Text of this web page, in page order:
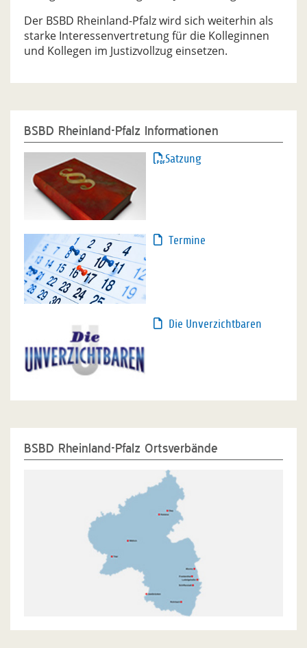
Der BSBD Rheinland-Pfalz wird sich weiterhin als
starke Interessenvertretung für die Kolleginnen
und Kollegen im Justizvollzug einsetzen.
BSBD Rheinland-Pfalz Informationen
Satzung
Termine
Die Unverzichtbaren
BSBD Rheinland-Pfalz Ortsverbände